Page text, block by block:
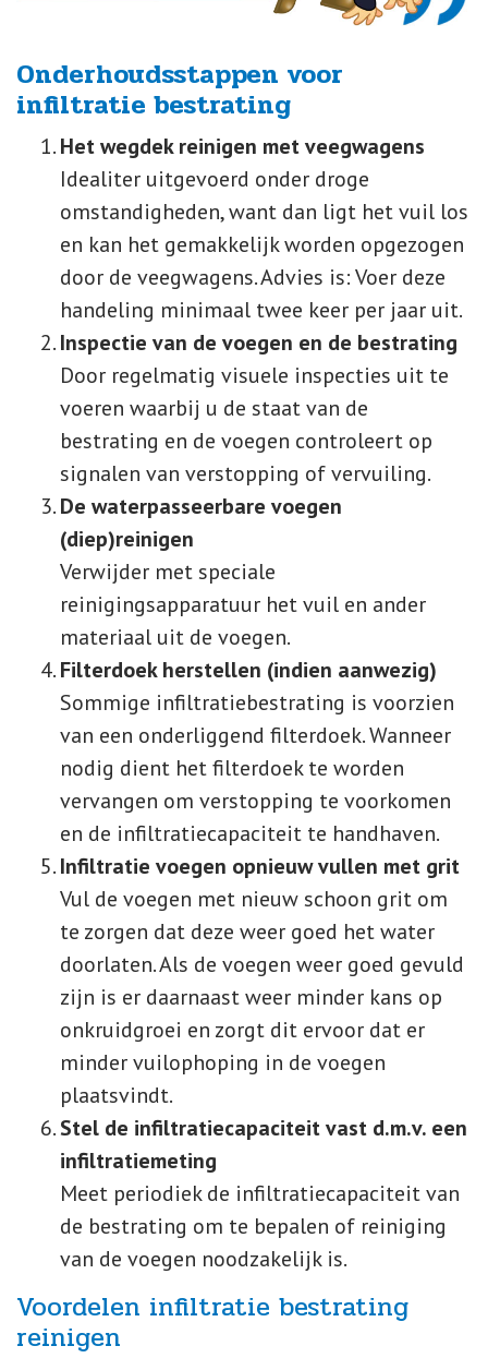
Onderhoudsstappen voor
infiltratie bestrating
Het wegdek reinigen met veegwagens
Idealiter uitgevoerd onder droge
omstandigheden, want dan ligt het vuil los
en kan het gemakkelijk worden opgezogen
door de veegwagens. Advies is: Voer deze
handeling minimaal twee keer per jaar uit.
Inspectie van de voegen en de bestrating
Door regelmatig visuele inspecties uit te
voeren waarbij u de staat van de
bestrating en de voegen controleert op
signalen van verstopping of vervuiling.
De waterpasseerbare voegen
(diep)reinigen
Verwijder met speciale
reinigingsapparatuur het vuil en ander
materiaal uit de voegen.
Filterdoek herstellen (indien aanwezig)
Sommige infiltratiebestrating is voorzien
van een onderliggend filterdoek. Wanneer
nodig dient het filterdoek te worden
vervangen om verstopping te voorkomen
en de infiltratiecapaciteit te handhaven.
Infiltratie voegen opnieuw vullen met grit
Vul de voegen met nieuw schoon grit om
te zorgen dat deze weer goed het water
doorlaten. Als de voegen weer goed gevuld
zijn is er daarnaast weer minder kans op
onkruidgroei en zorgt dit ervoor dat er
minder vuilophoping in de voegen
plaatsvindt.
Stel de infiltratiecapaciteit vast d.m.v. een
infiltratiemeting
Meet periodiek de infiltratiecapaciteit van
de bestrating om te bepalen of reiniging
van de voegen noodzakelijk is.
Voordelen infiltratie bestrating
reinigen